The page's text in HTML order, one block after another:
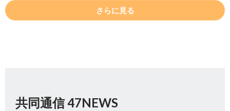
さらに見る
共同通信 47NEWS